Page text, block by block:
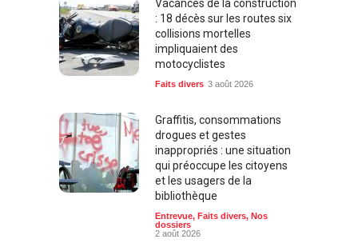
: 18 décès sur les routes six
collisions mortelles
impliquaient des
motocyclistes
Faits divers 3 août 2026
Graffitis, consommations
drogues et gestes
inappropriés : une situation
qui préoccupe les citoyens
et les usagers de la
bibliothèque
Entrevue Faits divers Nos
dossiers
2 août 2026